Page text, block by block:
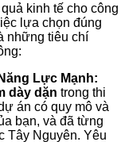
kinh tế cho công
lựa chọn đúng
những tiêu chí
Lực Mạnh:
dày dặn trong thi
án có quy mô và
bạn, và đã từng
Tây Nguyên. Yêu